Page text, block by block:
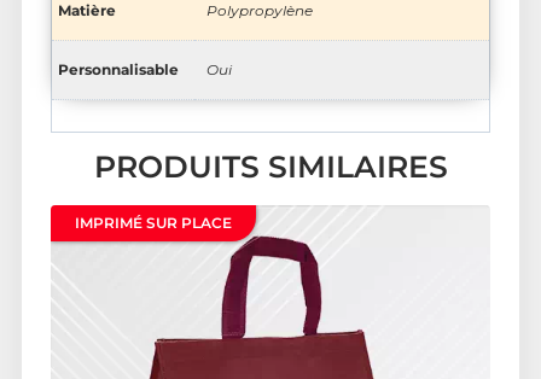
Matière Polypropylène
Personnalisable Oui
PRODUITS SIMILAIRES
IMPRIMÉ SUR PLACE